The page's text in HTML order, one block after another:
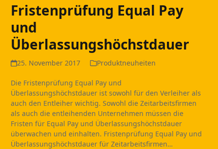
Fristenprüfung Equal Pay
und
Überlassungshöchstdauer
25. November 2017 Produktneuheiten
Die Fristenprüfung Equal Pay und
Überlassungshöchstdauer ist sowohl für den Verleiher als
auch den Entleiher wichtig. Sowohl die Zeitarbeitsfirmen
als auch die entleihenden Unternehmen müssen die
Fristen für Equal Pay und Überlassungshöchstdauer
überwachen und einhalten. Fristenprüfung Equal Pay und
Überlassungshöchstdauer für Zeitarbeitsfirmen…